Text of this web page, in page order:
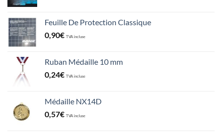
Feuille De Protection Classique
0,90€ TVA incluse
Ruban Médaille 10 mm
0,24€ TVA incluse
Médaille NX14D
0,57€ TVA incluse